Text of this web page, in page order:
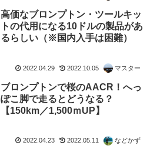
高価なブロンプトン・ツールキッ
トの代用になる10ドルの製品があ
るらしい（※国内入手は困難）
2022.04.29 2022.10.05 マスター
ブロンプトンで桜のAACR！へっ
ぽこ脚で走るとどうなる？
【150km／1,500ｍUP】
2022.04.23 2022.05.11 などかず